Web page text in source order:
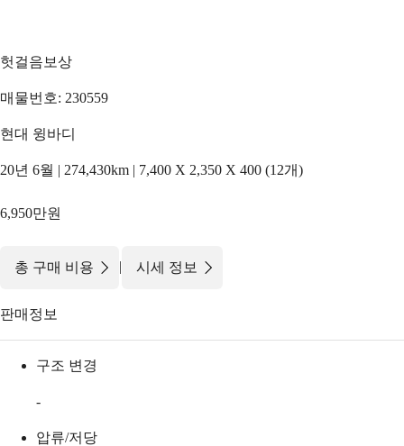
헛걸음보상
매물번호: 230559
현대 윙바디
20년 6월 | 274,430km | 7,400 X 2,350 X 400 (12개)
6,950만원
총 구매 비용 | 시세 정보
판매정보
구조 변경
-
압류/저당